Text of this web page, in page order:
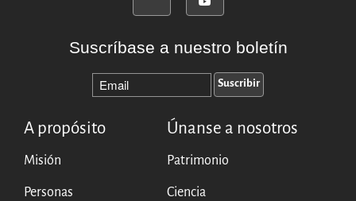
Suscríbase a nuestro boletín
A propósito
Misión
Personas
Únanse a nosotros
Patrimonio
Ciencia